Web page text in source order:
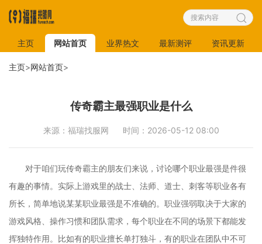
主页 网站首页 业界热文 最新测评 资讯更新
主页>网站首页>
传奇霸主最强职业是什么
来源：福瑞找服网 时间：2026-05-12 08:00
对于咱们玩传奇霸主的朋友们来说，讨论哪个职业最强是件很
有趣的事情。实际上游戏里的战士、法师、道士、刺客等职业各有
所长，简单地说某某职业最强是不准确的。职业强弱取决于大家的
游戏风格、操作习惯和团队需求，每个职业在不同的场景下都能发
挥独特作用。比如有的职业擅长单打独斗，有的职业在团队中不可